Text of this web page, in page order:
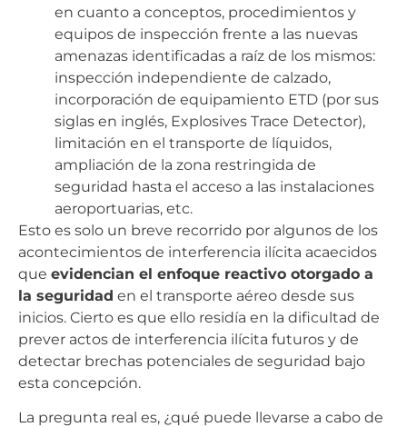
en cuanto a conceptos, procedimientos y
equipos de inspección frente a las nuevas
amenazas identificadas a raíz de los mismos:
inspección independiente de calzado,
incorporación de equipamiento ETD (por sus
siglas en inglés, Explosives Trace Detector),
limitación en el transporte de líquidos,
ampliación de la zona restringida de
seguridad hasta el acceso a las instalaciones
aeroportuarias, etc.
Esto es solo un breve recorrido por algunos de los
acontecimientos de interferencia ilícita acaecidos
que evidencian el enfoque reactivo otorgado a
la seguridad en el transporte aéreo desde sus
inicios. Cierto es que ello residía en la dificultad de
prever actos de interferencia ilícita futuros y de
detectar brechas potenciales de seguridad bajo
esta concepción.
La pregunta real es, ¿qué puede llevarse a cabo de